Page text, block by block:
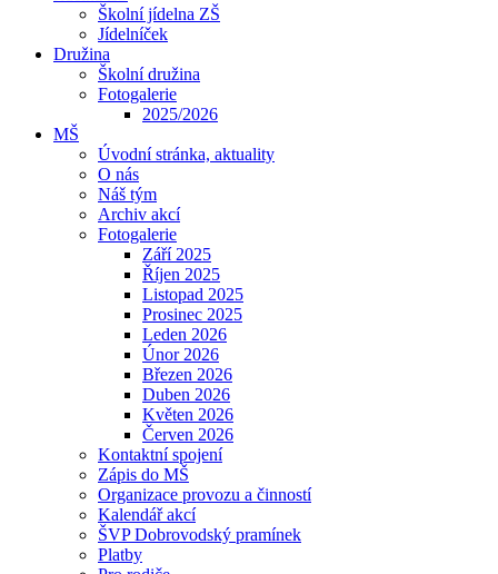
Školní jídelna ZŠ
Jídelníček
Družina
Školní družina
Fotogalerie
2025/2026
MŠ
Úvodní stránka, aktuality
O nás
Náš tým
Archiv akcí
Fotogalerie
Září 2025
Říjen 2025
Listopad 2025
Prosinec 2025
Leden 2026
Únor 2026
Březen 2026
Duben 2026
Květen 2026
Červen 2026
Kontaktní spojení
Zápis do MŠ
Organizace provozu a činností
Kalendář akcí
ŠVP Dobrovodský pramínek
Platby